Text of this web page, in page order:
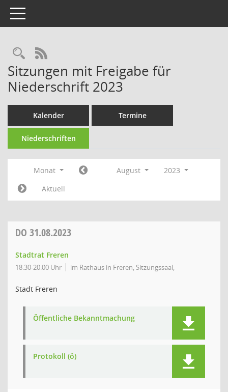
Toggle navigation
Rechercheauswahl
RSS-Feed
Sitzungen mit Freigabe für
Niederschrift 2023
Kalender Termine
Niederschriften
Monat August
2023
Aktuell
DO 31.08.2023
Stadtrat Freren
18:30-20:00 Uhr im Rathaus in Freren, Sitzungssaal,
Stadt Freren
Öffentliche Bekanntmachung
Protokoll (ö)